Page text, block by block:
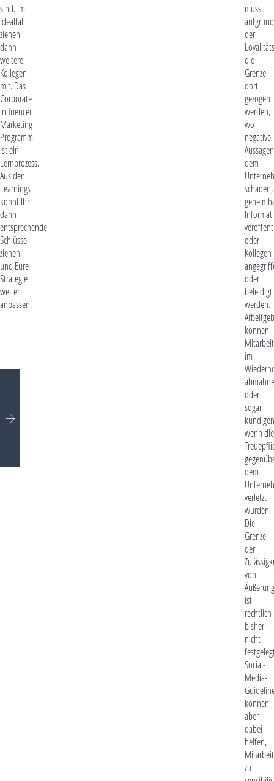
sind. Im
Idealfall
ziehen
dann
weitere
Kollegen
mit. Das
Corporate
Influencer
Marketing
Programm
ist ein
Lernprozess.
Aus den
Learnings
könnt Ihr
dann
entsprechende
Schlüsse
ziehen
und Eure
Strategie
weiter
anpassen.
muss
aufgrund
der
die
Grenze
dort
gezogen
werden,
wo
negative
Aussagen
dem
schaden,
oder
Kollegen
oder
beleidigt
werden.
können
im
oder
sogar
wenn die
dem
verletzt
wurden.
Die
Grenze
der
von
ist
rechtlich
bisher
nicht
Social-
Media-
können
aber
dabei
helfen,
zu